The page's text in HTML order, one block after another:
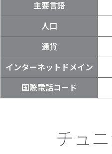
主要言語
人口
通貨
インターネットドメイン
国際電話コード
チュ